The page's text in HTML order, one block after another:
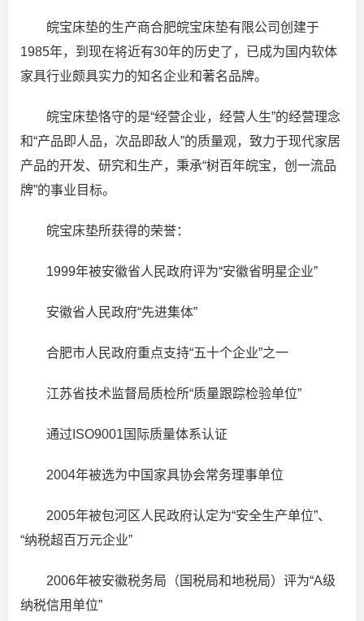
皖宝床垫的生产商合肥皖宝床垫有限公司创建于
1985年，到现在将近有30年的历史了，已成为国内软体
家具行业颇具实力的知名企业和著名品牌。
皖宝床垫恪守的是“经营企业，经营人生”的经营理念
和“产品即人品，次品即敌人”的质量观，致力于现代家居
产品的开发、研究和生产，秉承“树百年皖宝，创一流品
牌”的事业目标。
皖宝床垫所获得的荣誉：
1999年被安徽省人民政府评为“安徽省明星企业”
安徽省人民政府“先进集体”
合肥市人民政府重点支持“五十个企业”之一
江苏省技术监督局质检所“质量跟踪检验单位”
通过ISO9001国际质量体系认证
2004年被选为中国家具协会常务理事单位
2005年被包河区人民政府认定为“安全生产单位”、
“纳税超百万元企业”
2006年被安徽税务局（国税局和地税局）评为“A级
纳税信用单位”